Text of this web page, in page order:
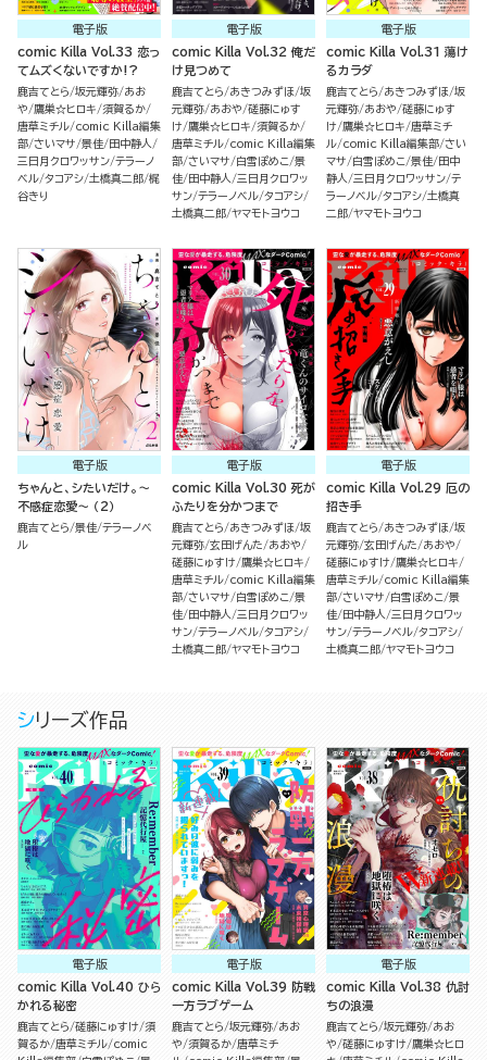
電子版
comic Killa Vol.33 恋っ
てムズくないですか!?
鹿吉てとら 坂元輝弥 あお
や 鷹巣☆ヒロキ 須賀るか
唐草ミチル comic Killa編集
部 さいマサ 景佳 田中静人
三日月クロワッサン テラーノ
ベル タコアシ 土橋真二郎 梶
谷きり
電子版
comic Killa Vol.32 俺だ
け見つめて
鹿吉てとら あきつみずほ 坂
元輝弥 あおや 磋藤にゅす
け 鷹巣☆ヒロキ 須賀るか
唐草ミチル comic Killa編集
部 さいマサ 白雪ぽめこ 景
佳 田中静人 三日月クロワッ
サン テラーノベル タコアシ
土橋真二郎 ヤマモトヨウコ
電子版
comic Killa Vol.31 蕩け
るカラダ
鹿吉てとら あきつみずほ 坂
元輝弥 あおや 磋藤にゅす
け 鷹巣☆ヒロキ
唐草ミチ
ル comic Killa編集部 さい
マサ
白雪ぽめこ 景佳 田中
静人 三日月クロワッサン テ
ラーノベル タコアシ 土橋真
二郎 ヤマモトヨウコ
電子版
ちゃんと、シたいだけ。～
不感症恋愛～ （2）
鹿吉てとら 景佳 テラーノベ
ル
電子版
comic Killa Vol.30 死が
ふたりを分かつまで
鹿吉てとら あきつみずほ 坂
元輝弥 玄田げんた
あおや
磋藤にゅすけ 鷹巣☆ヒロキ
唐草ミチル comic Killa編集
部 さいマサ 白雪ぽめこ 景
佳 田中静人 三日月クロワッ
サン テラーノベル タコアシ
土橋真二郎 ヤマモトヨウコ
電子版
comic Killa Vol.29 厄の
招き手
鹿吉てとら あきつみずほ 坂
元輝弥 玄田げんた
あおや
磋藤にゅすけ 鷹巣☆ヒロキ
唐草ミチル comic Killa編集
部 さいマサ 白雪ぽめこ 景
佳 田中静人 三日月クロワッ
サン テラーノベル タコアシ
土橋真二郎 ヤマモトヨウコ
シリーズ作品
電子版
comic Killa Vol.40 ひら
かれる秘密
鹿吉てとら 磋藤にゅすけ 須
賀るか 唐草ミチル comic
電子版
comic Killa Vol.39 防戦
一方ラブゲーム
鹿吉てとら 坂元輝弥 あお
や 須賀るか 唐草ミチ
電子版
comic Killa Vol.38 仇討
ちの浪漫
鹿吉てとら 坂元輝弥 あお
や 磋藤にゅすけ 鷹巣☆ヒロ